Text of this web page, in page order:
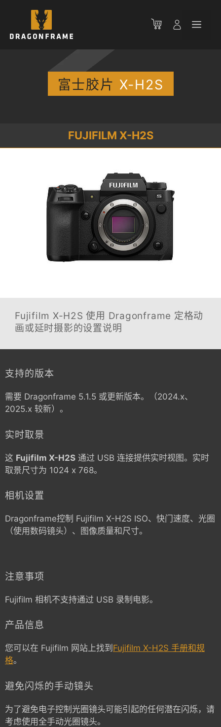
菜
富士胶片 X-H2S
FUJIFILM X-H2S
Fujifilm X-H2S 使用 Dragonframe 定格动
画或延时摄影的设置说明
支持的版本
需要 Dragonframe 5.1.5 或更新版本。（2024.x、
2025.x 较新）。
实时取景
这 Fujifilm X-H2S 通过 USB 连接提供实时视图。实时
取景尺寸为 1024 x 768。
相机设置
Dragonframe控制 Fujifilm X-H2S ISO、快门速度、光圈
（使用数码镜头）、图像质量和尺寸。
注意事项
Fujifilm 相机不支持通过 USB 录制电影。
产品信息
您可以在 Fujifilm 网站上找到 Fujifilm X-H2S 手册和规
格。
避免闪烁的手动镜头
为了避免电子控制光圈镜头可能引起的任何潜在闪烁，请
考虑使用全手动光圈镜头。